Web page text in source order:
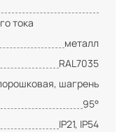
тока
металл
RAL7035
шагрень
95°
IP21, IP54